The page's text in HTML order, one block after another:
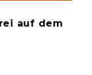
auf dem